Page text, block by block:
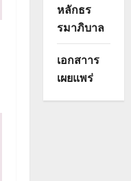
หลักธร
รมาภิบาล
เอกสาาร
เผยแพร่